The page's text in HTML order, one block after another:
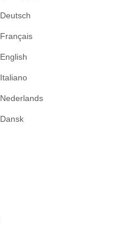
Deutsch
Français
English
Italiano
Nederlands
Dansk